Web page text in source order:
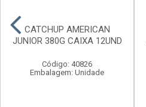
CATCHUP AMERICAN
JUNIOR 380G CAIXA 12UND
Código: 40826
Embalagem: Unidade